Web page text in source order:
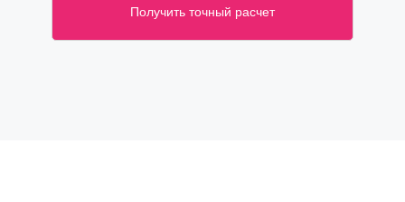
Получить точный расчет